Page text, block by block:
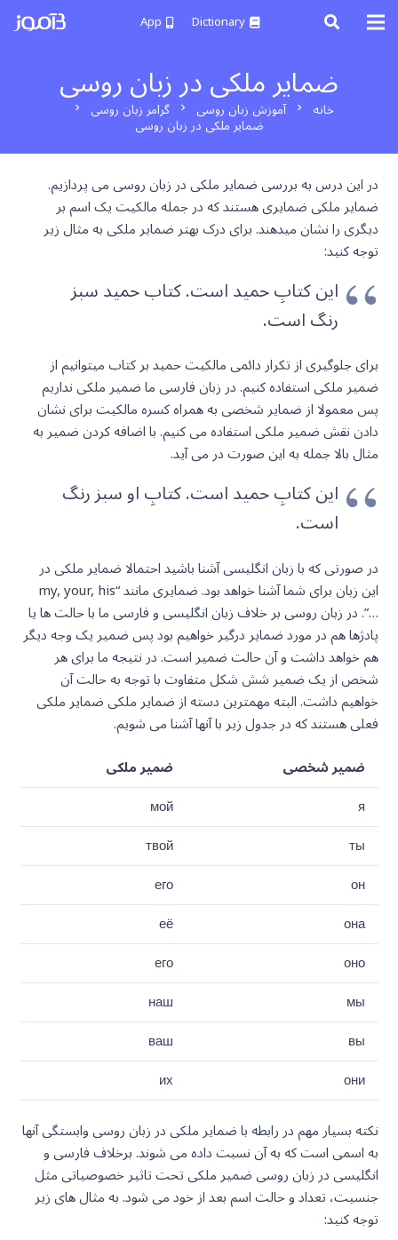
Dictionary
App
ضمایر ملکی در زبان روسی
خانه chevron_right آموزش زبان روسی chevron_right گرامر زبان روسی chevron_right
ضمایر ملکی در زبان روسی
در این درس به بررسی ضمایر ملکی در زبان روسی می پردازیم.
ضمایر ملکی ضمایری هستند که در جمله مالکیت یک اسم بر
دیگری را نشان میدهند. برای درک بهتر ضمایر ملکی به مثال زیر
توجه کنید:
این کتابِ حمید است. کتاب حمید سبز
رنگ است.
برای جلوگیری از تکرار دائمی مالکیت حمید بر کتاب میتوانیم از
ضمیر ملکی استفاده کنیم. در زبان فارسی ما ضمیر ملکی نداریم
پس معمولا از ضمایر شخصی به همراه کسره مالکیت برای نشان
دادن نقش ضمیر ملکی استفاده می کنیم. با اضافه کردن ضمیر به
مثال بالا جمله به این صورت در می آید.
این کتابِ حمید است. کتابِ او سبز رنگ
است.
در صورتی که با زبان انگلیسی آشنا باشید احتمالا ضمایر ملکی در
این زبان برای شما آشنا خواهد بود. ضمایری مانند “my, your, his
…”. در زبان روسی بر خلاف زبان انگلیسی و فارسی ما با حالت ها یا
پادژها هم در مورد ضمایر درگیر خواهیم بود پس ضمیر یک وجه دیگر
هم خواهد داشت و آن حالت ضمیر است. در نتیجه ما برای هر
شخص از یک ضمیر شش شکل متفاوت با توجه به حالت آن
خواهیم داشت. البته مهمترین دسته از ضمایر ملکی ضمایر ملکی
فعلی هستند که در جدول زیر با آنها آشنا می شویم.
ضمیر شخصی
ضمیر ملکی
я
мой
ты
твой
он
его
она
её
оно
его
мы
наш
вы
ваш
они
их
نکته بسیار مهم در رابطه با ضمایر ملکی در زبان روسی وابستگی آنها
به اسمی است که به آن نسبت داده می شوند. برخلاف فارسی و
انگلیسی در زبان روسی ضمیر ملکی تحت تاثیر خصوصیاتی مثل
جنسیت، تعداد و حالت اسم بعد از خود می شود. به مثال های زیر
توجه کنید: